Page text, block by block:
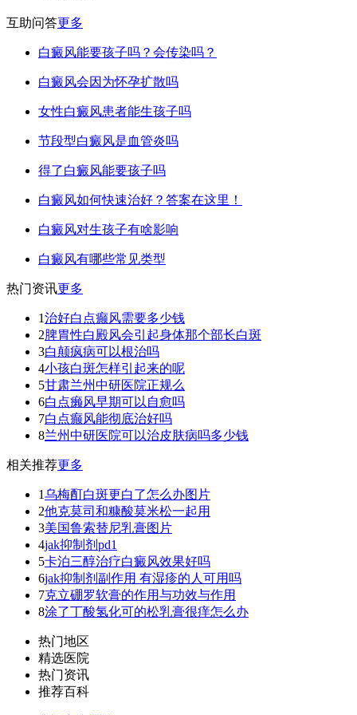
互助问答更多
白癜风能要孩子吗？会传染吗？
白癜风会因为怀孕扩散吗
女性白癜风患者能生孩子吗
节段型白癜风是血管炎吗
得了白癜风能要孩子吗
白癜风如何快速治好？答案在这里！
白癜风对生孩子有啥影响
白癜风有哪些常见类型
热门资讯更多
1治好白点癫风需要多少钱
2脾胃性白殿风会引起身体那个部长白斑
3白颠疯病可以根治吗
4小孩白斑怎样引起来的呢
5甘肃兰州中研医院正规么
6白点癞风早期可以自愈吗
7白点癫风能彻底治好吗
8兰州中研医院可以治皮肤病吗多少钱
相关推荐更多
1乌梅酊白斑更白了怎么办图片
2他克莫司和糠酸莫米松一起用
3美国鲁索替尼乳膏图片
4jak抑制剂pd1
5卡泊三醇治疗白癜风效果好吗
6jak抑制剂副作用 有湿疹的人可用吗
7克立硼罗软膏的作用与功效与作用
8涂了丁酸氢化可的松乳膏很痒怎么办
热门地区
精选医院
热门资讯
推荐百科